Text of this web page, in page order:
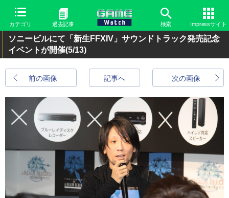
カテゴリ 過去記事 検索 Impressサイト
ソニービルにて「新生FFXIV」サウンドトラック発売記念
イベントが開催(5/13)
前の画像 次の画像
記事へ